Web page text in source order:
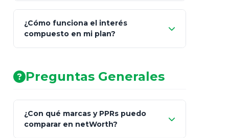
AA (Muy Fuerte)
¿Cómo funciona el interés
compuesto en mi plan?
Preguntas Generales
¿Con qué marcas y PPRs puedo
comparar en netWorth?